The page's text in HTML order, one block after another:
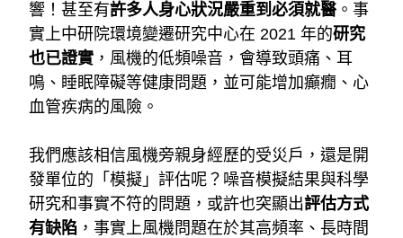
響！甚至有許多人身心狀況嚴重到必須就醫 。事
實上中研院環境變遷研究中心在 2021 年的研究
也已證實 ，風機的低頻噪音，會導致頭痛、耳
鳴、睡眠障礙等健康問題，並可能增加癲癇、心
血管疾病的風險。
我們應該相信風機旁親身經歷的受災戶，還是開
發單位的「模擬」評估呢？噪音模擬結果與科學
研究和事實不符的問題，或許也突顯出評估方式
有缺陷 ，事實上風機問題在於其高頻率、長時間